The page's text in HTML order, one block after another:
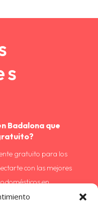
Badalona que
gratuito para los
con las mejores
en